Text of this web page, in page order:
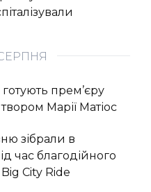
прем’єру
Марії Матіос
зібрали в
час благодійного
Big Сity Ride